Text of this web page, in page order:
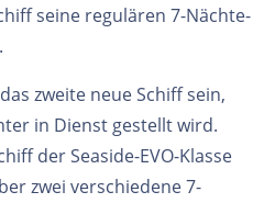
seine regulären 7-Nächte-
zweite neue Schiff sein,
in Dienst gestellt wird.
der Seaside-EVO-Klasse
zwei verschiedene 7-